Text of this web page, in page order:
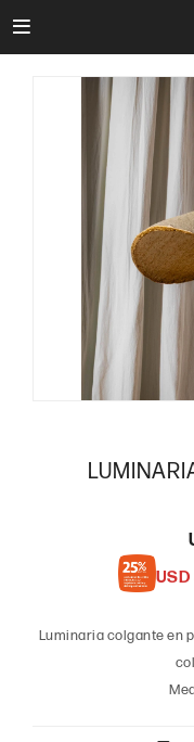

USD
Luminaria colgante en